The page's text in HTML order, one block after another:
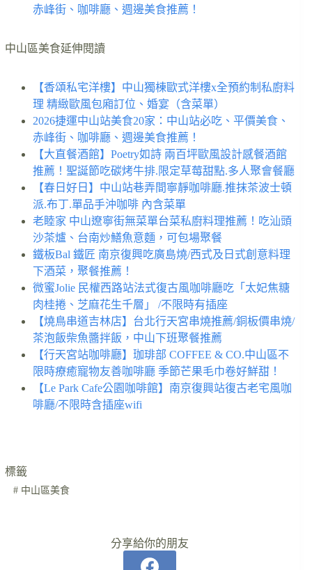
赤峰街、咖啡廳、週邊美食推薦！
中山區美食延伸閱讀
【香頌私宅洋樓】中山獨棟歐式洋樓x全預約制私廚料
理 精緻歐風包廂訂位、婚宴（含菜單）
2026捷運中山站美食20家：中山站必吃、平價美食、
赤峰街、咖啡廳、週邊美食推薦！
【大直餐酒館】Poetry如詩 兩百坪歐風設計感餐酒館
推薦！聖誕節吃碳烤牛排.限定草莓甜點.多人聚會餐廳
【春日好日】中山站巷弄間寧靜咖啡廳.推抹茶波士頓
派.布丁.單品手沖咖啡 內含菜單
老睦家 中山遼寧街無菜單台菜私廚料理推薦！吃汕頭
沙茶爐、台南炒鱔魚意麵，可包場聚餐
鐵板Bal 鐵匠 南京復興吃廣島燒/西式及日式創意料理
下酒菜，聚餐推薦！
微蜜Jolie 民權西路站法式復古風咖啡廳吃「太妃焦糖
肉桂捲、芝麻花生千層」 /不限時有插座
【燒鳥串道吉林店】台北行天宮串燒推薦/銅板價串燒/
茶泡飯柴魚醬拌飯，中山下班聚餐推薦
【行天宮站咖啡廳】珈琲部 COFFEE & CO.中山區不
限時療癒寵物友善咖啡廳 季節芒果毛巾卷好鮮甜！
【Le Park Cafe公園咖啡館】南京復興站復古老宅風咖
啡廳/不限時含插座wifi
標籤
#中山區美食
分享給你的朋友